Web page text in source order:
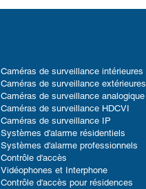
Caméras de surveillance intérieures
Caméras de surveillance extérieures
Caméras de surveillance analogique
Caméras de surveillance HDCVI
Caméras de surveillance IP
Systèmes d'alarme résidentiels
Systèmes d'alarme professionnels
Contrôle d'accès
Vidéophones et Interphone
Contrôle d'accès pour résidences